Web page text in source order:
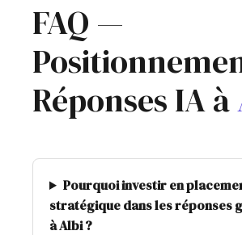
FAQ —
Réponses IA à
Pourquoi investir en
stratégique dans les réponses
à Albi ?